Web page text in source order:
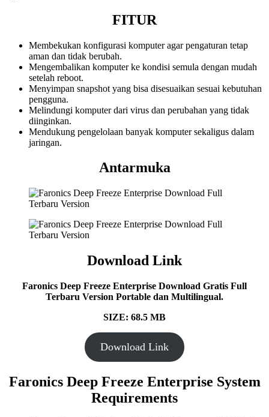
FITUR
Membekukan konfigurasi komputer agar pengaturan tetap
aman dan tidak berubah.
Mengembalikan komputer ke kondisi semula dengan mudah
setelah reboot.
Menyimpan snapshot yang bisa disesuaikan sesuai kebutuhan
pengguna.
Melindungi komputer dari virus dan perubahan yang tidak
diinginkan.
Mendukung pengelolaan banyak komputer sekaligus dalam
jaringan.
Antarmuka
Download Link
Faronics Deep Freeze Enterprise Download Gratis Full
Terbaru Version Portable dan Multilingual.
SIZE: 68.5 MB
Download Link
Faronics Deep Freeze Enterprise System
Requirements